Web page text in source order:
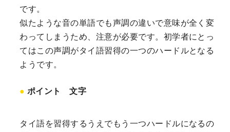
です。
似たような音の単語でも声調の違いで意味が全く変
わってしまうため、注意が必要です。初学者にとっ
てはこの声調がタイ語習得の一つのハードルとなる
ようです。
ポイント 文字
タイ語を習得するうえでもう一つハードルになるの